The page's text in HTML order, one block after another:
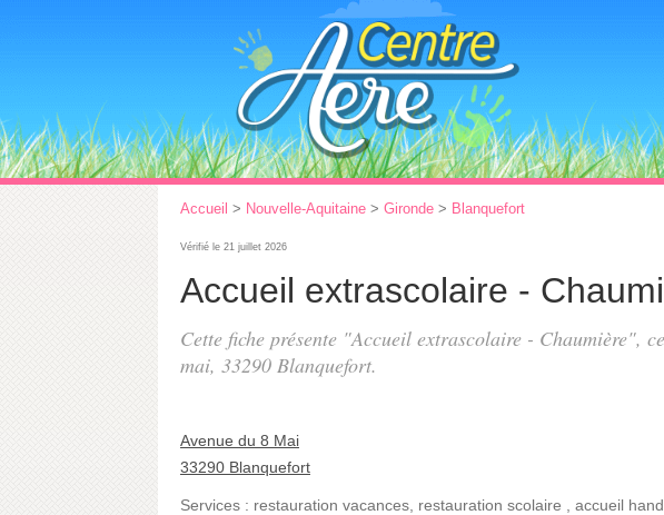
Accueil > Nouvelle-Aquitaine > Gironde > Blanquefort
Vérifié le 21 juillet 2026
Accueil extrascolaire -
Cette fiche présente "Accueil extrascolaire - Chaumière",
mai, 33290 Blanquefort.
Avenue du 8 Mai
33290 Blanquefort
Services : restauration vacances restauration scolaire accueil